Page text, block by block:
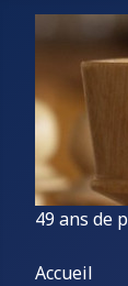
49 ans de
Accueil